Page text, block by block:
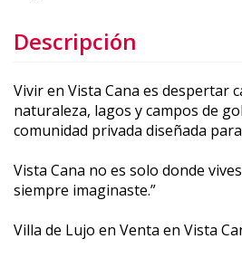
Descripción
Vivir en Vista Cana es despertar
naturaleza, lagos y campos de
comunidad privada diseñada
Vista Cana no es solo donde
siempre imaginaste.”
Villa de Lujo en Venta en Vista